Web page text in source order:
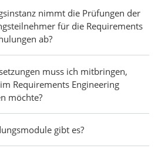
nimmt die Prüfungen der
für die Requirements
ab?
muss ich mitbringen,
Requirements Engineering
möchte?
gibt es?